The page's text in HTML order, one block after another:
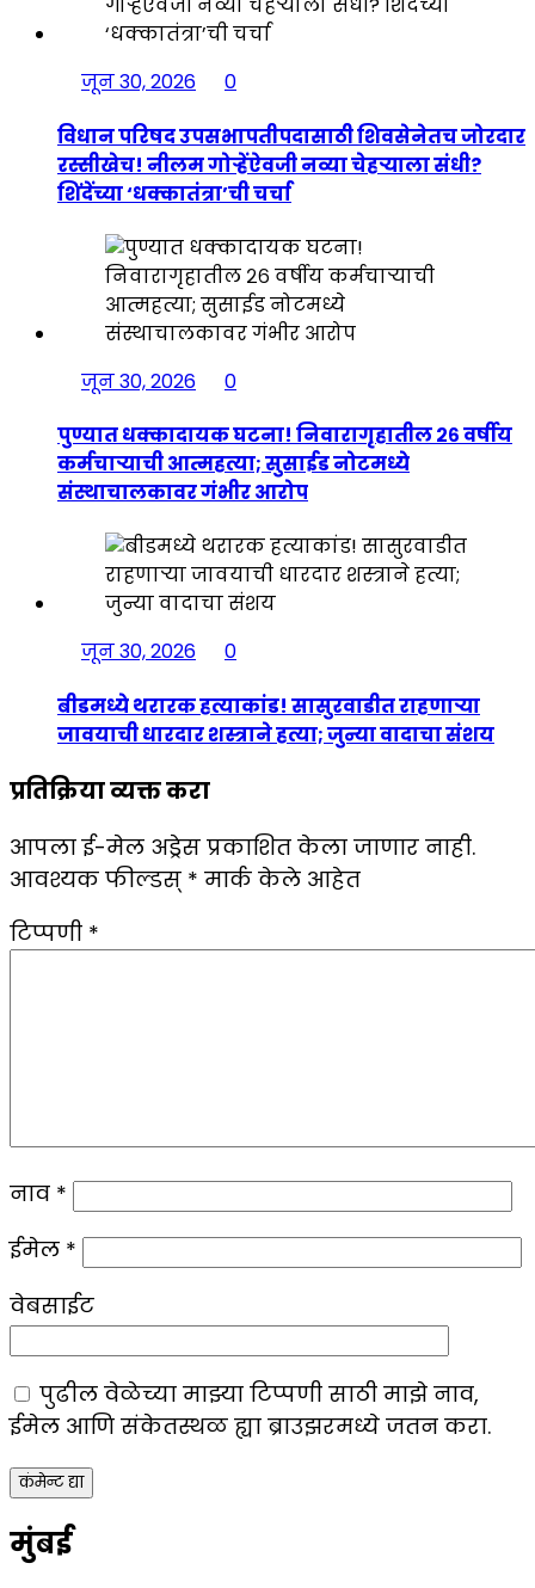
जून 30, 2026
0
विधान परिषद उपसभापतीपदासाठी शिवसेनेतच जोरदार
रस्सीखेच! नीलम गोऱ्हेंऐवजी नव्या चेहऱ्याला संधी?
शिंदेंच्या ‘धक्कातंत्रा’ची चर्चा
जून 30, 2026
0
पुण्यात धक्कादायक घटना! निवारागृहातील २६ वर्षीय
कर्मचाऱ्याची आत्महत्या; सुसाईड नोटमध्ये
संस्थाचालकावर गंभीर आरोप
जून 30, 2026
0
बीडमध्ये थरारक हत्याकांड! सासुरवाडीत राहणाऱ्या
जावयाची धारदार शस्त्राने हत्या; जुन्या वादाचा संशय
प्रतिक्रिया व्यक्त करा
आपला ई-मेल अड्रेस प्रकाशित केला जाणार नाही.
आवश्यक फील्डस् * मार्क केले आहेत
टिप्पणी *
नाव *
ईमेल *
वेबसाईट
पुढील वेळेच्या माझ्या टिप्पणी साठी माझे नाव,
ईमेल आणि संकेतस्थळ ह्या ब्राउझरमध्ये जतन करा.
मुंबई